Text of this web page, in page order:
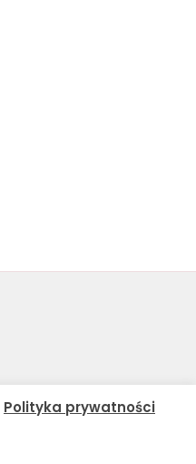
Polityka prywatności